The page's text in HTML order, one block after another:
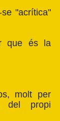
"acrítica"
que és la
molt per
del propi